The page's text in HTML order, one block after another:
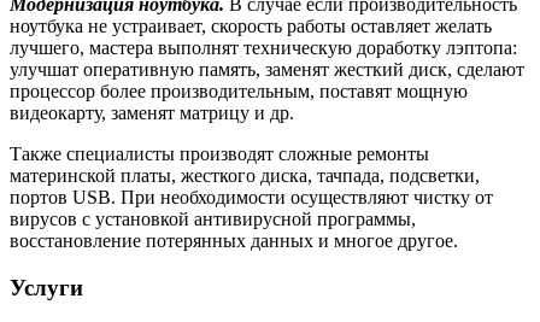
Модернизация ноутбука. В случае если производительность
ноутбука не устраивает, скорость работы оставляет желать
лучшего, мастера выполнят техническую доработку лэптопа:
улучшат оперативную память, заменят жесткий диск, сделают
процессор более производительным, поставят мощную
видеокарту, заменят матрицу и др.
Также специалисты производят сложные ремонты
материнской платы, жесткого диска, тачпада, подсветки,
портов USB. При необходимости осуществляют чистку от
вирусов с установкой антивирусной программы,
восстановление потерянных данных и многое другое.
Услуги